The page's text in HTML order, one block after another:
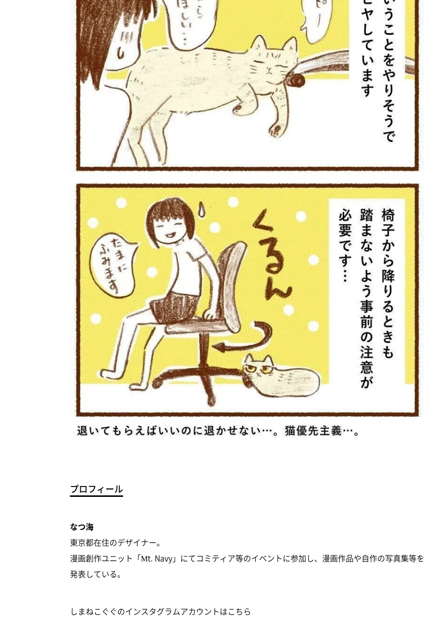
プロフィール
なつ海
東京都在住のデザイナー。
漫画創作ユニット「Mt. Navy」にてコミティア等のイベントに参加し、漫画作品や自作の写真集等を
発表している。
しまねこぐぐのインスタグラムアカウントはこちら